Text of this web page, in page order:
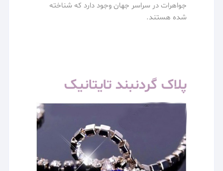
جواهرات در سراسر جهان وجود دارد که شناخته
شده هستند.
پلاک گردنبند تایتانیک